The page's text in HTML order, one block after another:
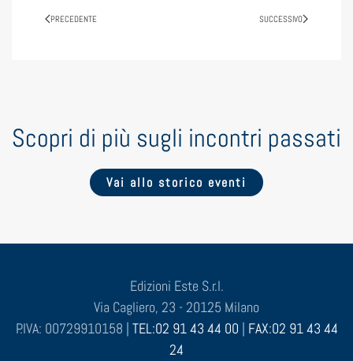
PRECEDENTE SUCCESSIVO
Scopri di più sugli incontri passati
Vai allo storico eventi
Edizioni Este S.r.l.
Via Cagliero, 23 - 20125 Milano
P.IVA: 00729910158 | TEL:02 91 43 44 00 | FAX:02 91 43 44
24